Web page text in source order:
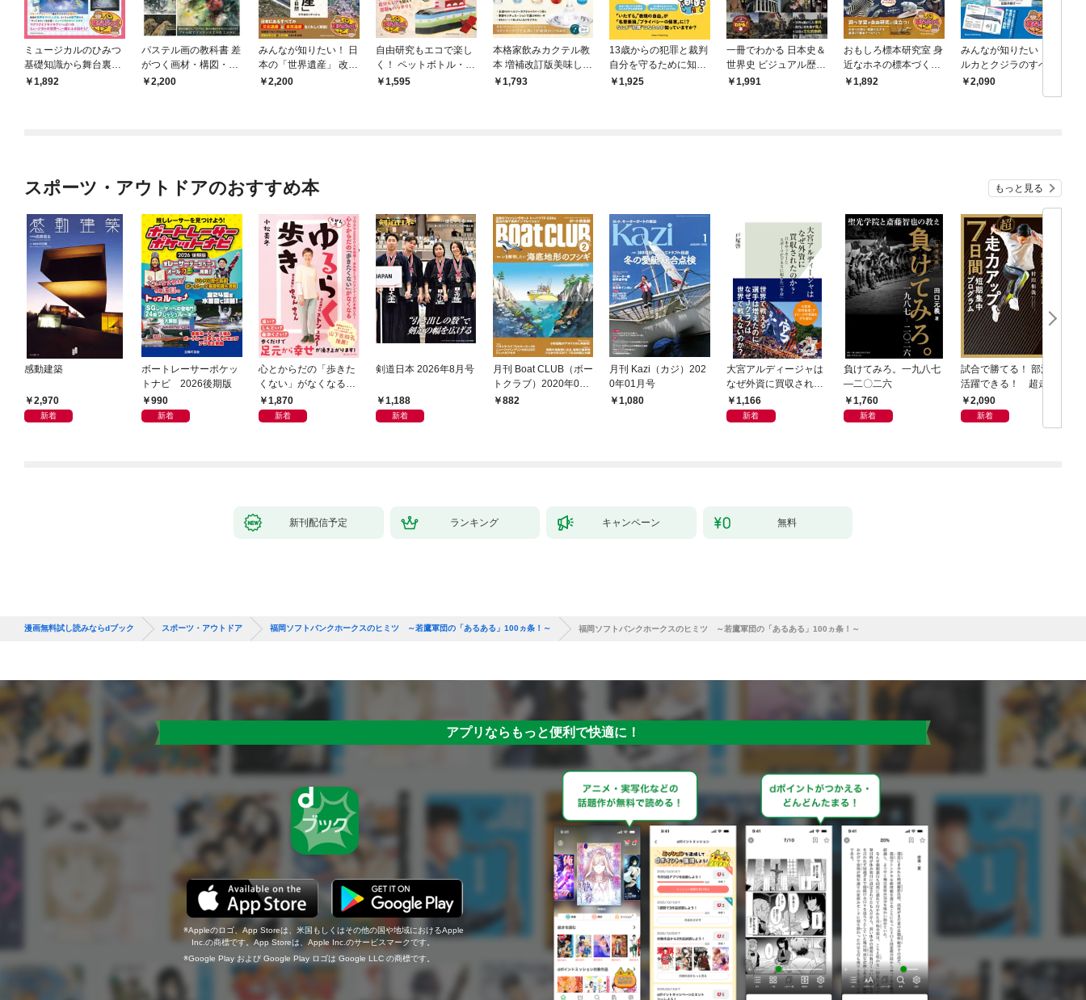
ミュージカルのひみつ
基礎知識から舞台裏ま
で まるっとフカボリB
1,892
パステル画の教科書 差
がつく画材・構図・表
現技法を極める
2,200
みんなが知りたい！ 日
本の「世界遺産」 改訂
版 未来に遺すわたした
2,200
自由研究もエコで楽し
く！ ペットボトル・牛
乳パックのかんたん工
1,595
本格家飲みカクテル教
本 増補改訂版美味しさ
の基本からオリジナル
1,793
13歳からの犯罪と裁判
自分を守るために知っ
ておきたいルール
1,925
一冊でわかる 日本史＆
世界史 ビジュアル歴史
年表 新装改訂版
1,991
おもしろ標本研究室 身
近なホネの標本づくり
から標本展示のヒミツ
1,892
みんなが知りたい！ イ
ルカとクジラのすべて
海で暮らす哺乳類のひ
2,090
スポーツ・アウトドアのおすすめ本 もっと見る
感動建築
2,970
新着
ボートレーサーポケッ
トナビ 2026後期版
990
新着
心とからだの「歩きた
くない」がなくなる
らせん流 ゆるらく歩
き
1,870
新着
剣道日本 2026年8月号
1,188
新着
月刊 Boat CLUB（ボー
トクラブ）2020年02
月号882
月刊 Kazi（カジ）202
0年01月号
1,080
大宮アルディージャは
なぜ外資に買収された
のか？～日本サッカー
とスポーツビジネスに
1,166
新着
負けてみろ。一九八七
―二〇二六
1,760
新着
試合で勝てる！ 部活で
活躍できる！ 超走力
アップ 7日間短期集中
プログラム
2,090
新着
新刊配信予定 ランキング キャンペーン 無料
漫画無料試し読みならdブック スポーツ・アウトドア 福岡ソフトバンクホークスのヒミツ ～若鷹軍団の「あるある」100ヵ条！～ 福岡ソフトバンクホークスのヒミツ ～若鷹軍団の「あるある」100ヵ条！～
アプリならもっと便利で快適に！
Appleのロゴ、App Storeは、米国もしくはその他の国や地域におけるApple
Inc.の商標です。App Storeは、Apple Inc.のサービスマークです。
Google Play および Google Play ロゴは Google LLC の商標です。